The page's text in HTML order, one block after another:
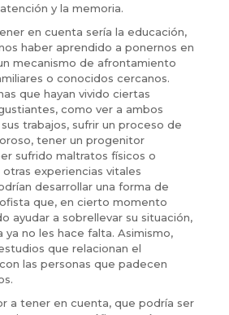
y la memoria.
en cuenta sería la educación,
haber aprendido a ponernos en
mecanismo de afrontamiento
o conocidos cercanos.
que hayan vivido ciertas
como ver a ambos
trabajos, sufrir un proceso de
tener un progenitor
sufrido maltratos físicos o
experiencias vitales
desarrollar una forma de
que, en cierto momento
ayudar a sobrellevar su situación,
ya no les hace falta. Asimismo,
que relacionan el
las personas que padecen
a tener en cuenta, que podría ser